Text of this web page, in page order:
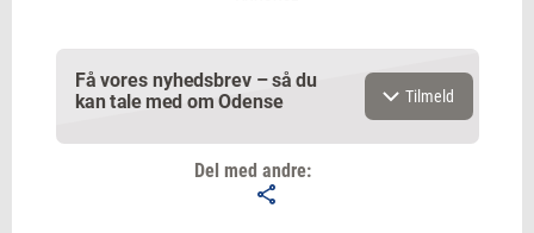
Få vores nyhedsbrev – så du
kan tale med om Odense
Tilmeld
Del med andre: